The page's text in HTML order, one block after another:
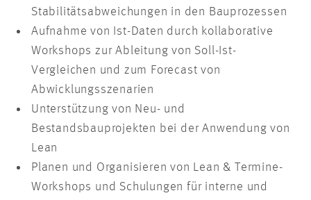
Stabilitätsabweichungen in den Bauprozessen
Aufnahme von Ist-Daten durch kollaborative
Workshops zur Ableitung von Soll-Ist-
Vergleichen und zum Forecast von
Abwicklungsszenarien
Unterstützung von Neu- und
Bestandsbauprojekten bei der Anwendung von
Lean
Planen und Organisieren von Lean & Termine-
Workshops und Schulungen für interne und